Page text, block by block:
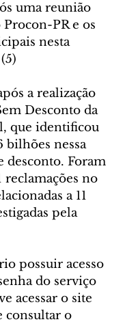
uma reunião
PR e os
nesta
a realização
Desconto da
que identificou
bilhões nessa
desconto. Foram
reclamações no
a 11
pela
possuir acesso
do serviço
acessar o site
consultar o